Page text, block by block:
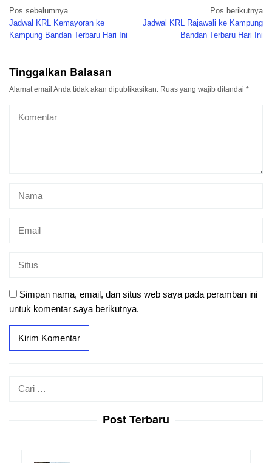
Navigasi
pos
Pos sebelumnya
Jadwal KRL Kemayoran ke
Kampung Bandan Terbaru Hari Ini
Pos berikutnya
Jadwal KRL Rajawali ke Kampung
Bandan Terbaru Hari Ini
Tinggalkan Balasan
Alamat email Anda tidak akan dipublikasikan. Ruas yang wajib ditandai *
Simpan nama, email, dan situs web saya pada peramban ini
untuk komentar saya berikutnya.
Post Terbaru